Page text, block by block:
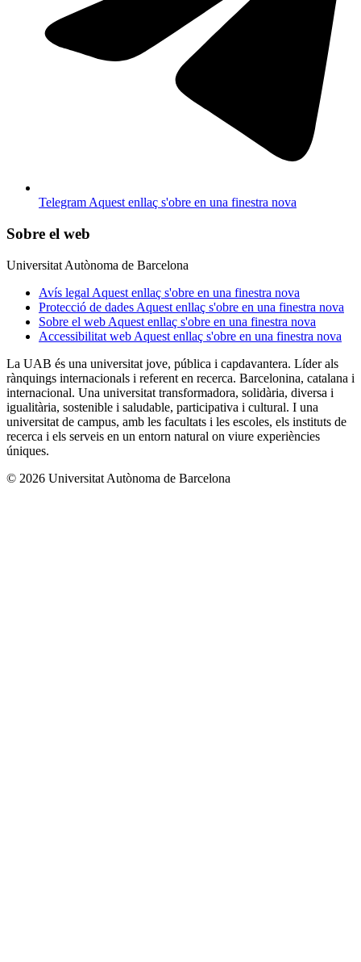
TelegramAquest enllaç s'obre en una finestra nova
Sobre el web
Universitat Autònoma de Barcelona
Avís legal Aquest enllaç s'obre en una finestra nova
Protecció de dades Aquest enllaç s'obre en una finestra nova
Sobre el web Aquest enllaç s'obre en una finestra nova
Accessibilitat web Aquest enllaç s'obre en una finestra nova
La UAB és una universitat jove, pública i capdavantera. Líder als
rànquings internacionals i referent en recerca. Barcelonina, catalana i
internacional. Una universitat transformadora, solidària, diversa i
igualitària, sostenible i saludable, participativa i cultural. I una
universitat de campus, amb les facultats i les escoles, els instituts de
recerca i els serveis en un entorn natural on viure experiències
úniques.
© 2026 Universitat Autònoma de Barcelona